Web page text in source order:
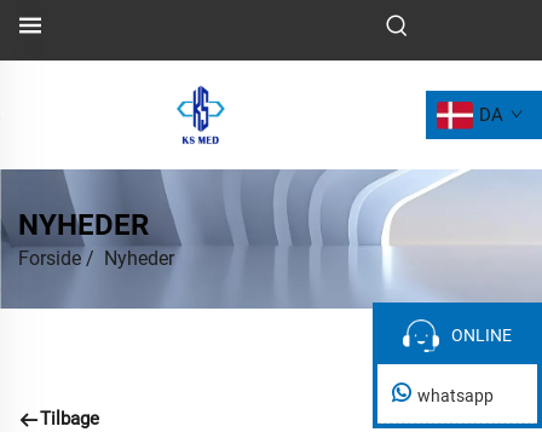
DA
NYHEDER
Forside/ Nyheder
Tilbage
ONLINE
ONLINE
whatsapp